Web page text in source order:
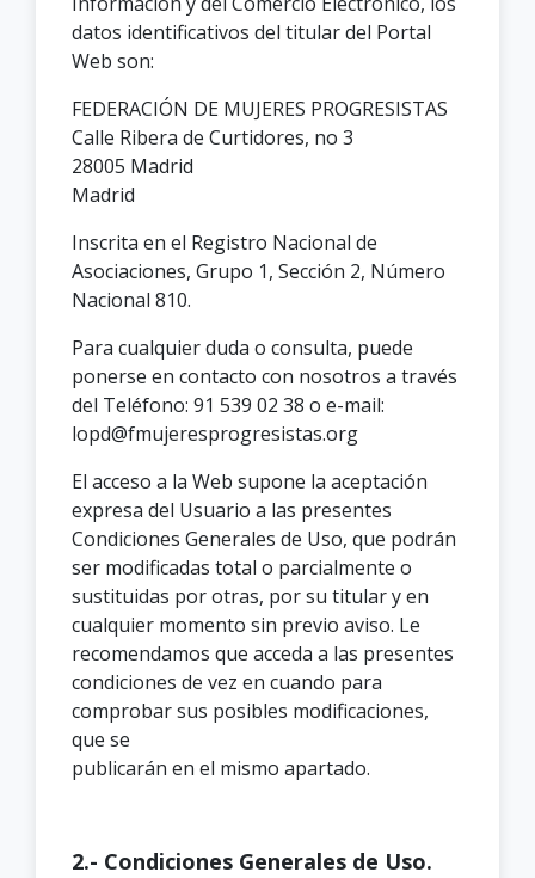
datos identificativos del titular del Portal
Web son:
FEDERACIÓN DE MUJERES PROGRESISTAS
Calle Ribera de Curtidores, no 3
28005 Madrid
Madrid
Inscrita en el Registro Nacional de
Asociaciones, Grupo 1, Sección 2, Número
Nacional 810.
Para cualquier duda o consulta, puede
ponerse en contacto con nosotros a través
del Teléfono: 91 539 02 38 o e-mail:
lopd@fmujeresprogresistas.org
El acceso a la Web supone la aceptación
expresa del Usuario a las presentes
Condiciones Generales de Uso, que podrán
ser modificadas total o parcialmente o
sustituidas por otras, por su titular y en
cualquier momento sin previo aviso. Le
recomendamos que acceda a las presentes
condiciones de vez en cuando para
comprobar sus posibles modificaciones,
que se
publicarán en el mismo apartado.
2.- Condiciones Generales de Uso.